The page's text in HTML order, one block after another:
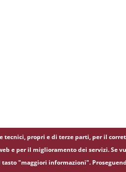
tecnici, propri e di terze parti, per il
e per il miglioramento dei servizi. Se
tasto "maggiori informazioni".